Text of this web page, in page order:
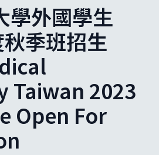
學外國學生
季班招生
Taiwan 2023
Open For